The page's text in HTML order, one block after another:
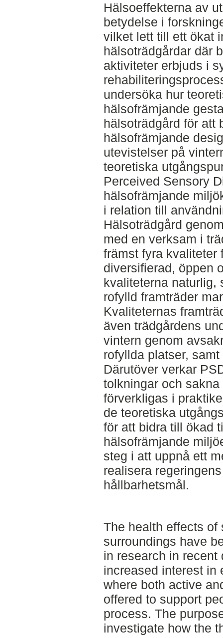
Hälsoeffekterna av
betydelse i
vilket lett till ett ökat
hälsoträdgårdar där
aktiviteter erbjuds i
undersöka hur
hälsofrämjande
hälsoträdgård för att
hälsofrämjande
utevistelser på
teoretiska
Perceived Sensory
hälsofrämjande
i relation till
Hälsoträdgård
med en verksam i
främst fyra kvaliteter
diversifierad, öppen
kvaliteterna naturlig,
rofylld framträder
Kvaliteternas
även trädgårdens
vintern genom
rofyllda platser,
Därutöver verkar
tolkningar och
förverkligas i
de teoretiska
för att bidra till ökad
hälsofrämjande
steg i att uppnå ett
realisera
hållbarhetsmål.
The health effects of
surroundings have
in research in
increased interest in
where both active
offered to support
process. The
investigate how the